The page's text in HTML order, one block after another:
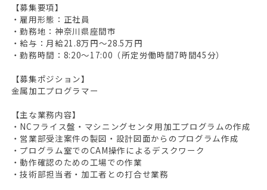
【募集要項】
・雇用形態：正社員
・勤務地：神奈川県座間市
・給与：月給21.8万円～28.5万円
・勤務時間：8:20～17:00（所定労働時間7時間45分）
【募集ポジション】
金属加工プログラマー
【主な業務内容】
・NCフライス盤・マシニングセンタ用加工プログラムの作成
・営業部受注案件の製図・設計図面からのプログラム作成
・プログラム室でのCAM操作によるデスクワーク
・動作確認のための工場での作業
・技術部担当者・加工者との打合せ業務